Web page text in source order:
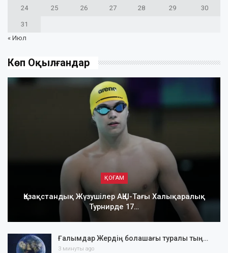
24 25 26 27 28 29 30
31
« Июл
Көп Оқылғандар
ҚОҒАМ
Қазақстандық Жүзушілер АҚШ-Тағы Халықаралық
Турнирде 17…
Ғалымдар Жердің болашағы туралы тың…
3 минуты ago